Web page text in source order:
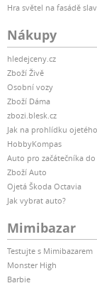
Hra světel na fasádě
Nákupy
hledejceny.cz
Zboží Živě
Osobní vozy
Zboží Dáma
zbozi.blesk.cz
Jak na prohlídku
HobbyKompas
Auto pro začátečníka do
Zboží Auto
Ojetá Škoda Octavia
Jak vybrat auto?
Mimibazar
Testujte s Mimibazarem
Monster High
Barbie